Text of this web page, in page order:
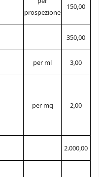
prospezione
150,00
350,00
per ml 3,00
per mq 2,00
2.000,00